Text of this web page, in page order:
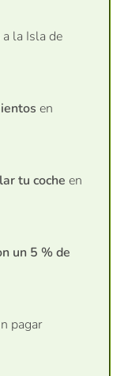
a la Isla de
en
tu coche en
un 5 % de
pagar